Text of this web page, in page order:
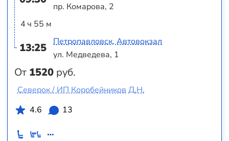
4 ч 55 м
13:25
От 1520 руб.
пр. Комарова, 2
Петропавловск, Автовокзал
ул. Медведева, 1
Северок / ИП Коробейников Д.Н.
4.6
13